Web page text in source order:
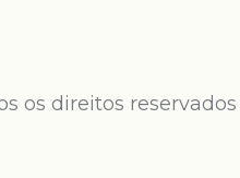
os direitos reservados